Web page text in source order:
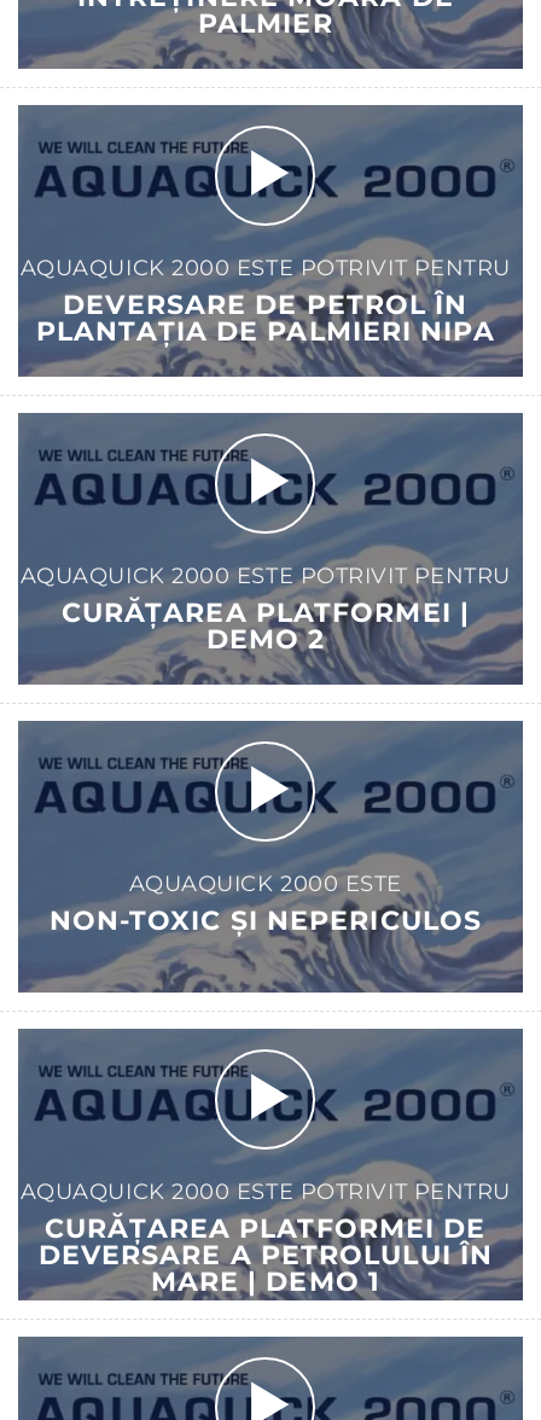
PALMIER
AQUAQUICK 2000 ESTE POTRIVIT PENTRU
DEVERSARE DE PETROL ÎN
PLANTAȚIA DE PALMIERI NIPA
AQUAQUICK 2000 ESTE POTRIVIT PENTRU
CURĂȚAREA PLATFORMEI |
DEMO 2
AQUAQUICK 2000 ESTE
NON-TOXIC ȘI NEPERICULOS
AQUAQUICK 2000 ESTE POTRIVIT PENTRU
CURĂȚAREA PLATFORMEI DE
DEVERSARE A PETROLULUI ÎN
MARE | DEMO 1